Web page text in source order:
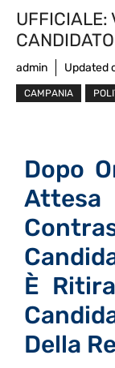
UFFICIALE:
admin Updated
CAMPANIA
Dopo
È
Della